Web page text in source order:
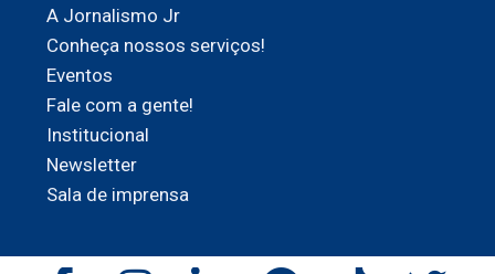
A Jornalismo Jr
Conheça nossos serviços!
Eventos
Fale com a gente!
Institucional
Newsletter
Sala de imprensa